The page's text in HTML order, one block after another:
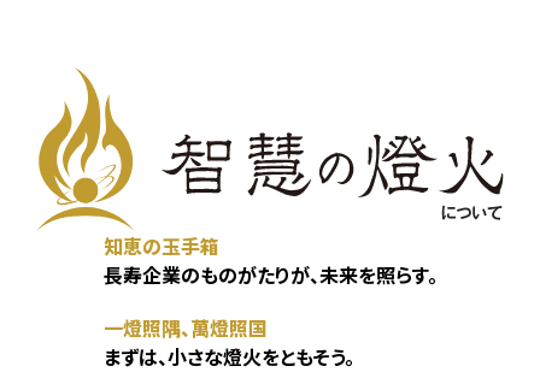
知恵の玉手箱
長寿企業のものがたりが、未来を照らす。
一燈照隅、萬燈照国
まずは、小さな燈火をともそう。